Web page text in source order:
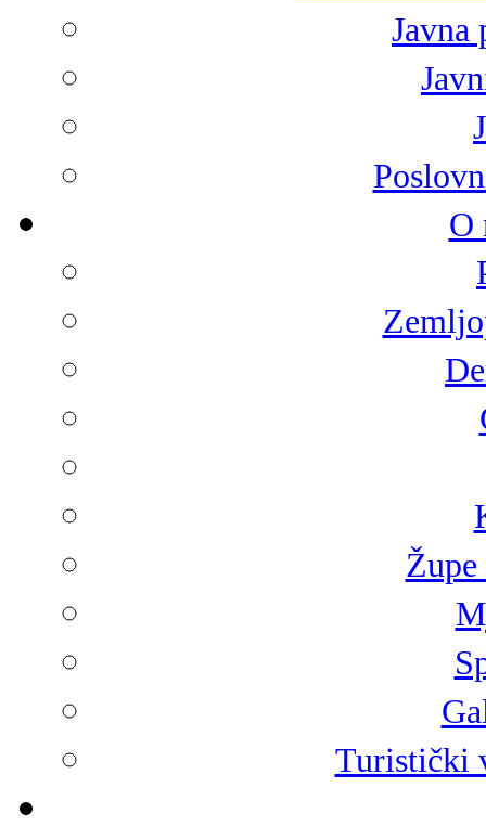
Javna
O
Turistički